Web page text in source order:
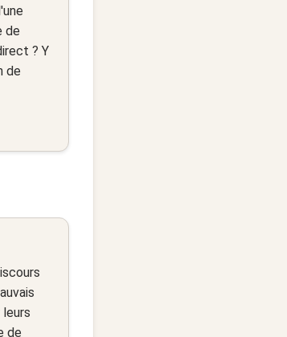
de
? Y
de
de